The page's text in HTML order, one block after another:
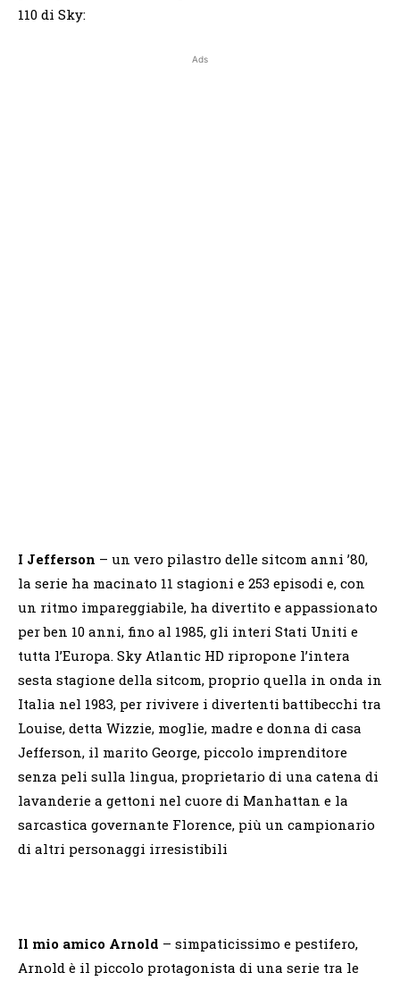
110 di Sky:
Ads
I Jefferson – un vero pilastro delle sitcom anni ’80,
la serie ha macinato 11 stagioni e 253 episodi e, con
un ritmo impareggiabile, ha divertito e appassionato
per ben 10 anni, fino al 1985, gli interi Stati Uniti e
tutta l’Europa. Sky Atlantic HD ripropone l’intera
sesta stagione della sitcom, proprio quella in onda in
Italia nel 1983, per rivivere i divertenti battibecchi tra
Louise, detta Wizzie, moglie, madre e donna di casa
Jefferson, il marito George, piccolo imprenditore
senza peli sulla lingua, proprietario di una catena di
lavanderie a gettoni nel cuore di Manhattan e la
sarcastica governante Florence, più un campionario
di altri personaggi irresistibili
Il mio amico Arnold – simpaticissimo e pestifero,
Arnold è il piccolo protagonista di una serie tra le